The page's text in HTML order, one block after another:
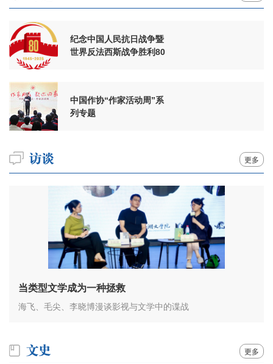
纪念中国人民抗日战争暨
世界反法西斯战争胜利80
中国作协“作家活动周”系
列专题
更多
当类型文学成为一种拯救
海飞、毛尖、李晓博漫谈影视与文学中的谍战
更多